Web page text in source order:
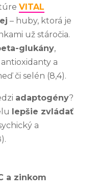
VITAL
– huby, ktorá je
už stáročia.
glukány,
a
či selén (8,4).
adaptogény?
lepšie zvládať
a
a zinkom
odmietnete,
niektoré funkcie
webovej
stránky zmiznú.
záujmov
správania
návštevy
stránky
šancu
na zobrazenie
a ponúk.